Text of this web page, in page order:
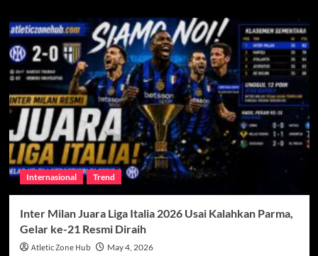
Chelsea
vs
Juventus:
Adu
Taktik
Dua
Tim
yang
Bertekad
Bangkit
Musim
Ini
Internasional
Trend
Inter Milan Juara Liga Italia 2026 Usai Kalahkan Parma,
Gelar ke-21 Resmi Diraih
Atletic Zone Hub May 4, 2026